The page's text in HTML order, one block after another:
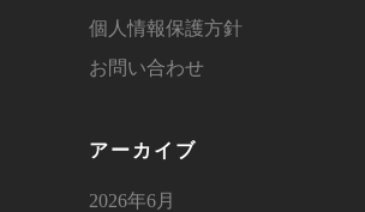
個人情報保護方針
お問い合わせ
アーカイブ
2026年6月